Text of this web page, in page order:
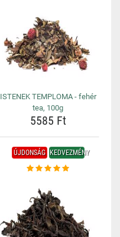
ISTENEK TEMPLOMA - fehér
tea, 100g
5585 Ft
ÚJDONSÁG KEDVEZMÉNY